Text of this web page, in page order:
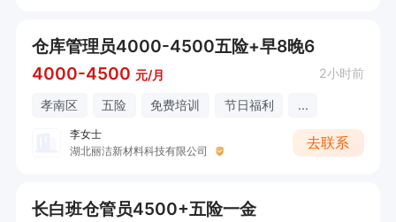
仓库管理员4000-4500五险+早8晚6
4000-4500 元/月 2小时前
孝南区 五险 免费培训 节日福利 ...
李女士
湖北丽洁新材料科技有限公司
去联系
长白班仓管员4500+五险一金